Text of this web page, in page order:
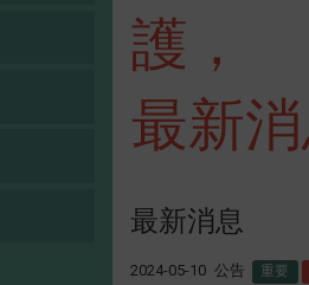
護，
最新
最新消息
2024-05-10 公告 重要